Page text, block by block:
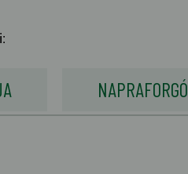
NAPRAFORGÓ